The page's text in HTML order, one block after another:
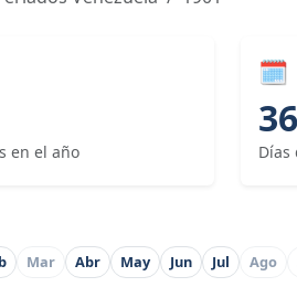
en el año
🗓
Días
Mar Abr May Jun Jul Ago